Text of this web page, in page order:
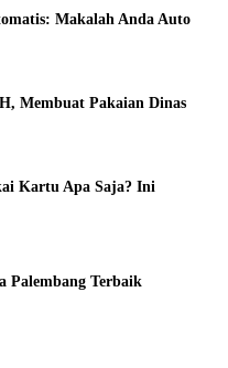
Makalah Anda Auto
Membuat Pakaian Dinas
Kartu Apa Saja? Ini
Palembang Terbaik